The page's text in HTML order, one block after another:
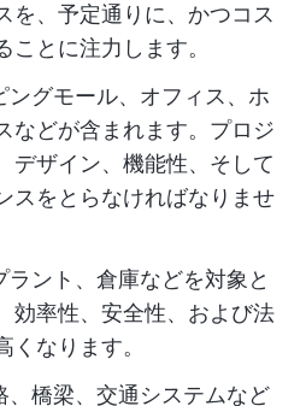
を、予定通りに、かつコス
ことに注力します。
ングモール、オフィス、ホ
などが含まれます。プロジ
デザイン、機能性、そして
スをとらなければなりませ
ラント、倉庫などを対象と
効率性、安全性、および法
なります。
、橋梁、交通システムなど